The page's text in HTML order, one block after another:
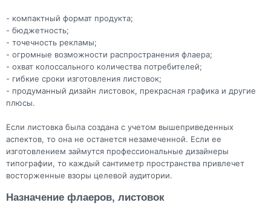
- компактный формат продукта;
- бюджетность;
- точечность рекламы;
- огромные возможности распространения флаера;
- охват колоссального количества потребителей;
- гибкие сроки изготовления листовок;
- продуманный дизайн листовок, прекрасная графика и другие
плюсы.
Если листовка была создана с учетом вышеприведенных
аспектов, то она не останется незамеченной. Если ее
изготовлением займутся профессиональные дизайнеры
типографии, то каждый сантиметр пространства привлечет
восторженные взоры целевой аудитории.
Назначение флаеров, листовок